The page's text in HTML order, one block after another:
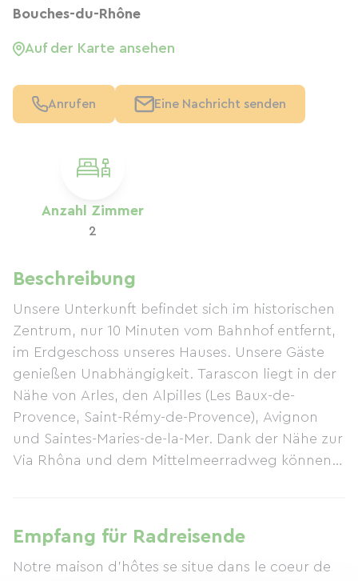
Anzahl Zimmer
2
Beschreibung
Unsere Unterkunft befindet sich im historischen
Zentrum, nur 10 Minuten vom Bahnhof entfernt,
im Erdgeschoss unseres Hauses. Unsere Gäste
genießen Unabhängigkeit. Tarascon liegt in der
Nähe von Arles, den Alpilles (Les Baux-de-
Provence, Saint-Rémy-de-Provence), Avignon
und Saintes-Maries-de-la-Mer. Dank der Nähe zur
Via Rhôna und dem Mittelmeerradweg können
untergebracht. Die Unterkunft: Das Zimmer ist
mit einer Küchenzeile ausgestattet, in der Sie Ihr
Frühstück und Ihre Mahlzeiten zubereiten
Empfang für Radreisende
Notre maison d'hôtes se situe dans le coeur de
Bouches-du-Rhône
Auf der Karte ansehen
Anrufen Eine Nachricht senden